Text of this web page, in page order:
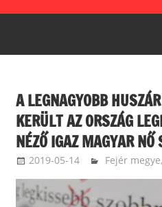
A LEGNAGYOBB
KERÜLT AZ ORSZÁG
NÉZŐ IGAZ MAGYAR NŐ
2019-05-14 Fejér megye,